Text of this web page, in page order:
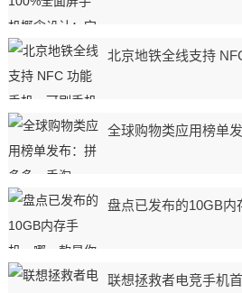
北京地铁全线支持
全球购物类应用榜单
盘点已发布的10GB内
联想拯救者电竞手机